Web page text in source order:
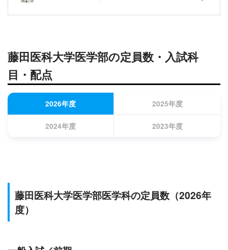
藤田医科大学医学部の定員数・入試科
目・配点
2026年度 2025年度
2024年度 2023年度
藤田医科大学医学部医学科の定員数 （2026年
度）